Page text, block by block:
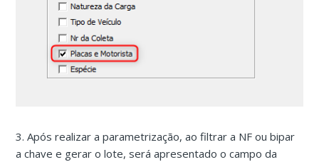
3. Após realizar a parametrização, ao filtrar a NF ou bipar
a chave e gerar o lote, será apresentado o campo da